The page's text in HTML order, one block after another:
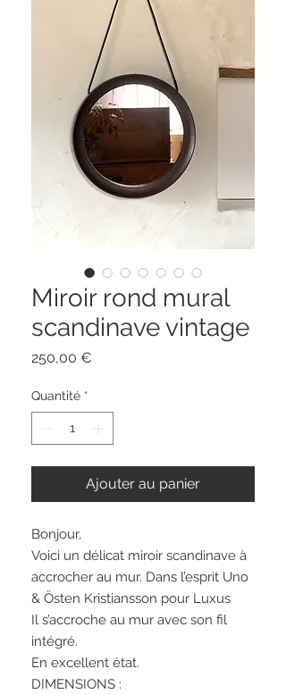
Miroir rond mural
scandinave vintage
250,00 €
Quantité *
Ajouter au panier
Bonjour,
Voici un délicat miroir scandinave à
accrocher au mur. Dans l’esprit Uno
& Östen Kristiansson pour Luxus
Il s’accroche au mur avec son fil
intégré.
En excellent état.
DIMENSIONS :